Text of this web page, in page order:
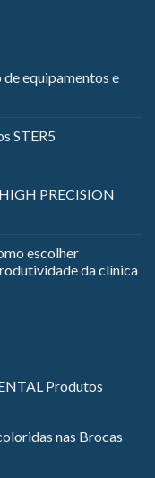
de equipamentos e
STER5
PRECISION
escolher
da clínica
Produtos
nas Brocas